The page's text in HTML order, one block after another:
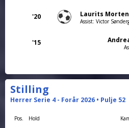
'20 Laurits
Assist: Victor Søndergaard
'15
Stilling
Herrer Serie 4 - Forår 2026 • Pulje 52
Pos. Hold